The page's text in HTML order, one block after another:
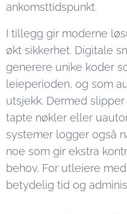
ankomsttidspunkt.
I tillegg gir moderne
økt sikkerhet. Digitale
generere unike koder
leieperioden, og som
utsjekk. Dermed
tapte nøkler eller
systemer logger også
noe som gir ekstra
behov. For utleiere
betydelig tid og